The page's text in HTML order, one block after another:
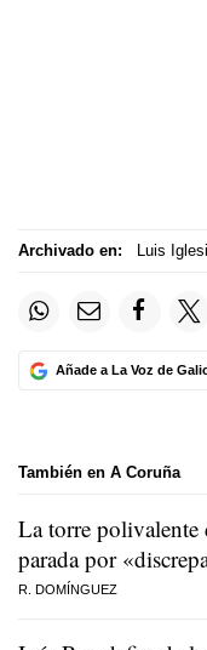
Archivado en: Luis
Añade a La Voz de
También en A Coruña
La torre polivalente
parada por
R. DOMÍNGUEZ